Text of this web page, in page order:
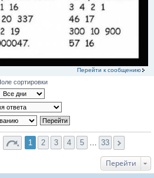
Перейти к сообщению
сортировки
1 2 3 4 5 … 33
Перейти